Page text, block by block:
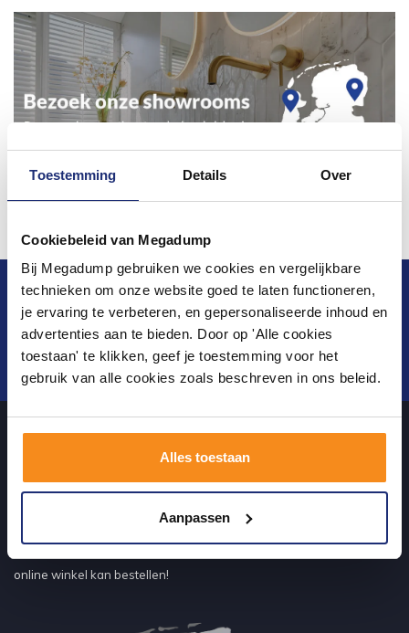
Toestemming Details Over
Cookiebeleid van Megadump
Bij Megadump gebruiken we cookies en vergelijkbare
technieken om onze website goed te laten functioneren,
je ervaring te verbeteren, en gepersonaliseerde inhoud en
advertenties aan te bieden. Door op 'Alle cookies
toestaan' te klikken, geef je toestemming voor het
gebruik van alle cookies zoals beschreven in ons beleid.
Alles toestaan
Aanpassen
Blijf op de hoogte van het laatste nieuws en
ontwikkelingen
Verstuur
Uw sanitairwinkel in Tiel waar u niet alleen in onze showroom
terecht kunt voor badkamertegels en sanitair, maar ook via de
online winkel kan bestellen!